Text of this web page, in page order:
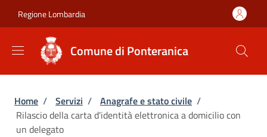
Regione Lombardia
Comune di Ponteranica
Briciole di pane
Home / Servizi / Anagrafe e stato civile /
Rilascio della carta d'identità elettronica a domicilio con
un delegato